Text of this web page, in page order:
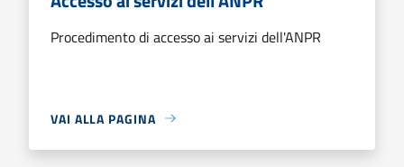
Procedimento di accesso ai servizi dell'ANPR
VAI ALLA PAGINA